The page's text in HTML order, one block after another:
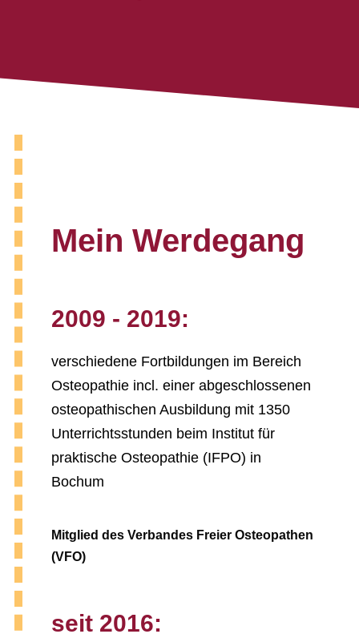
Mein Werdegang
2009 - 2019:
verschiedene Fortbildungen im Bereich
Osteopathie incl. einer abgeschlossenen
osteopathischen Ausbildung mit 1350
Unterrichtsstunden beim Institut für
praktische Osteopathie (IFPO) in
Bochum
Mitglied des Verbandes Freier Osteopathen
(VFO)
seit 2016: